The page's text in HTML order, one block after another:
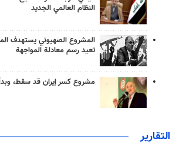
النظام العالمي الجديد
المشروع الصهيوني يستهدف
تعيد رسم معادلة المواجهة
مشروع كسر إيران قد سقط،
التقارير